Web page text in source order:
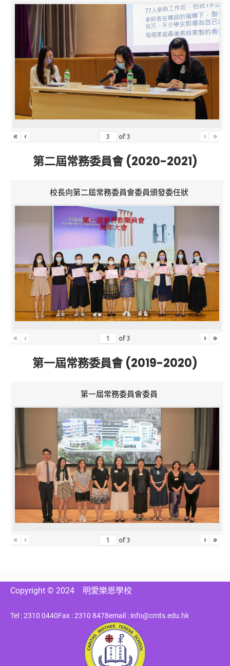
« ‹ of3 › »
第二屆常務委員會 (2020-2021)
校長向第二屆常務委員會委員頒發委任狀
« ‹ of3 › »
第一屆常務委員會 (2019-2020)
第一屆常務委員會委員
« ‹ of3 › »
Copyright © 2024 明愛樂恩學校
Tel : 2310 0440Fax : 2310 8478email : info@cmts.edu.hk